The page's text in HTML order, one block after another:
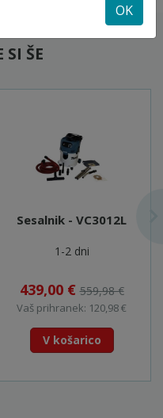
SI ŠE
Sesalnik - VC3012L
1-2 dni
439,00 €559,98 €
Vaš prihranek: 120,98 €
V košarico
OK